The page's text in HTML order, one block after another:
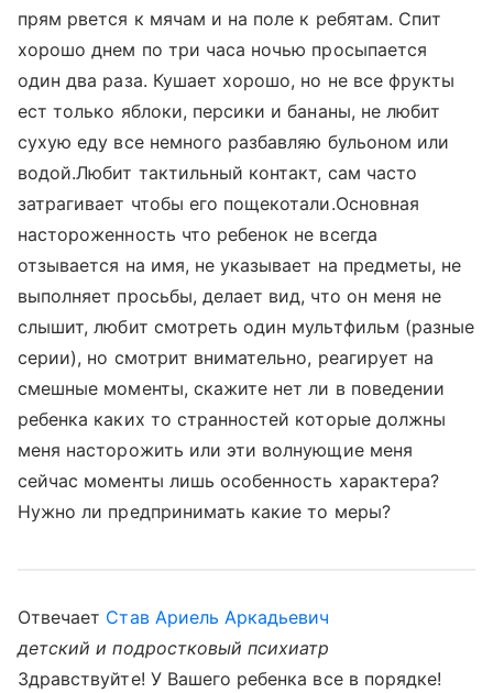
прям рвется к мячам и на поле к ребятам. Спит
хорошо днем по три часа ночью просыпается
один два раза. Кушает хорошо, но не все фрукты
ест только яблоки, персики и бананы, не любит
сухую еду все немного разбавляю бульоном или
водой.Любит тактильный контакт, сам часто
затрагивает чтобы его пощекотали.Основная
настороженность что ребенок не всегда
отзывается на имя, не указывает на предметы, не
выполняет просьбы, делает вид, что он меня не
слышит, любит смотреть один мультфильм (разные
серии), но смотрит внимательно, реагирует на
смешные моменты, скажите нет ли в поведении
ребенка каких то странностей которые должны
меня насторожить или эти волнующие меня
сейчас моменты лишь особенность характера?
Нужно ли предпринимать какие то меры?
Отвечает Став Ариель Аркадьевич
детский и подростковый психиатр
Здравствуйте! У Вашего ребенка все в порядке!